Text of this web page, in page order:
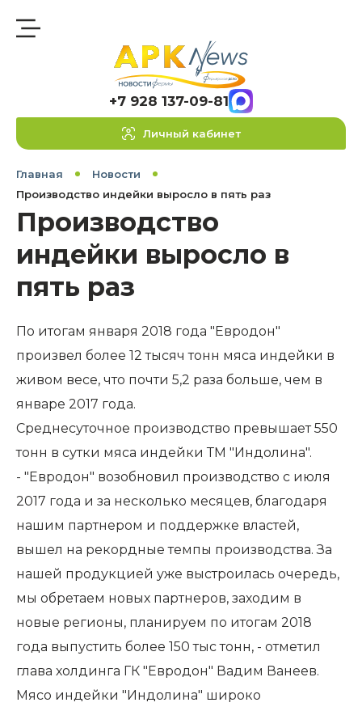
+7 928 137-09-81
Личный кабинет
Главная
Новости
Производство индейки выросло в пять раз
Производство
индейки выросло в
пять раз
По итогам января 2018 года "Евродон"
произвел более 12 тысяч тонн мяса индейки в
живом весе, что почти 5,2 раза больше, чем в
январе 2017 года.
Среднесуточное производство превышает 550
тонн в сутки мяса индейки ТМ "Индолина".
- "Евродон" возобновил производство с июля
2017 года и за несколько месяцев, благодаря
нашим партнером и поддержке властей,
вышел на рекордные темпы производства. За
нашей продукцией уже выстроилась очередь,
мы обретаем новых партнеров, заходим в
новые регионы, планируем по итогам 2018
года выпустить более 150 тыс тонн, - отметил
глава холдинга ГК "Евродон" Вадим Ванеев.
Мясо индейки "Индолина" широко